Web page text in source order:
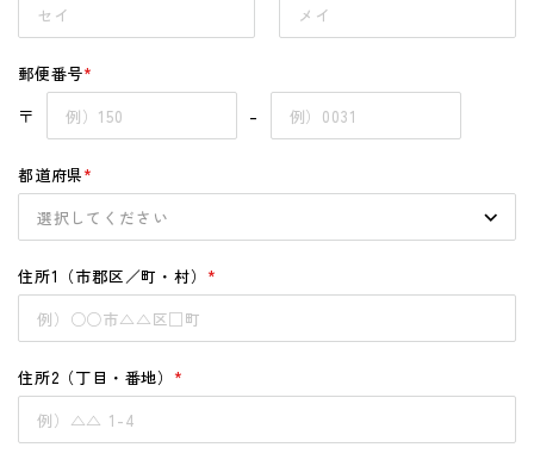
郵便番号*
〒
–
都道府県*
住所1（市郡区／町・村） *
住所2（丁目・番地） *